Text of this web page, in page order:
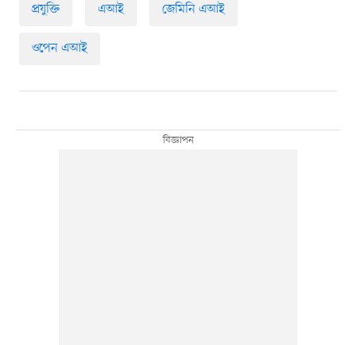
প্রযুক্তি এআই জেমিনি এআই
ওপেন এআই